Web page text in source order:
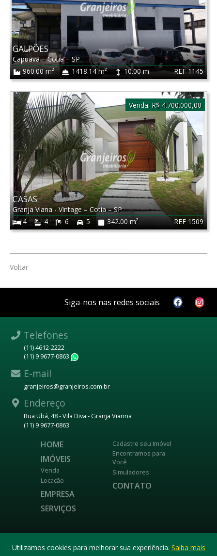
REF 1145
GALPÕES
Capuava–Cotia–SP
960.00 m²
1418.14 m² 10.00 m
REF 1509
CASAS
Granja Viana - Vintage–Cotia–SP
4
4 6 5 342.00 m²
Venda: R$ 4.700.000,00
Voltar
Siga-nos nas redes sociais
Telefones
(11) 4612-2222
(11) 9 9677-0863
E-mail
granjeiros@granjeiros.com.br
Endereço
Rua Ubá, 48 - Vila Diva - Granja Vianna
(11) 9 9677-0863
HOME
IMÓVEIS
Venda
Locação
EMPRESA
SERVIÇOS
Cadastre seu Imóvel
Encontramos para
Você
Simuladores
CONTATO
Utilizamos cookies para melhorar sua experiência. Saiba mais